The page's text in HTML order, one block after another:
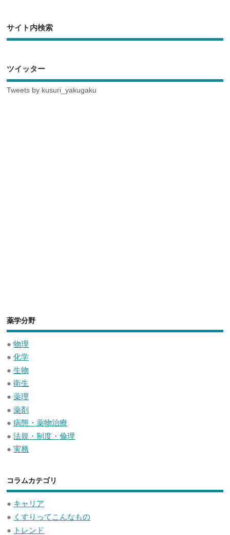
サイト内検索
ツイッター
Tweets by kusuri_yakugaku
薬学分野
●物理
●化学
●生物
●衛生
●薬理
●薬剤
●病態・薬物治療
●法規・制度・倫理
●実務
コラムカテゴリ
● キャリア
● くすりってこんなもの
● トレンド